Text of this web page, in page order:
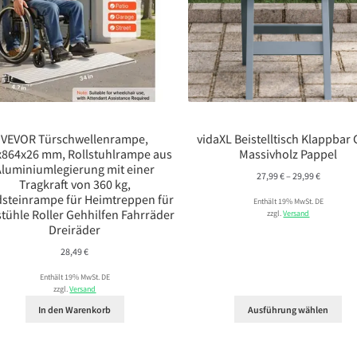
VEVOR Türschwellenrampe,
mm, Rollstuhlrampe aus
mit einer
Tragkraft von 360 kg,
für Heimtreppen für
Roller Gehhilfen Fahrräder
Dreiräder
28,49€
Enthält 19% MwSt. DE
zzgl.Versand
In den Warenkorb
vidaXL Beistelltisch Klappbar
Massivholz Pappel
27,99€– 29,99€
bis
Enthält 19% MwSt. DE
zzgl.Versand
Ausführung wählen